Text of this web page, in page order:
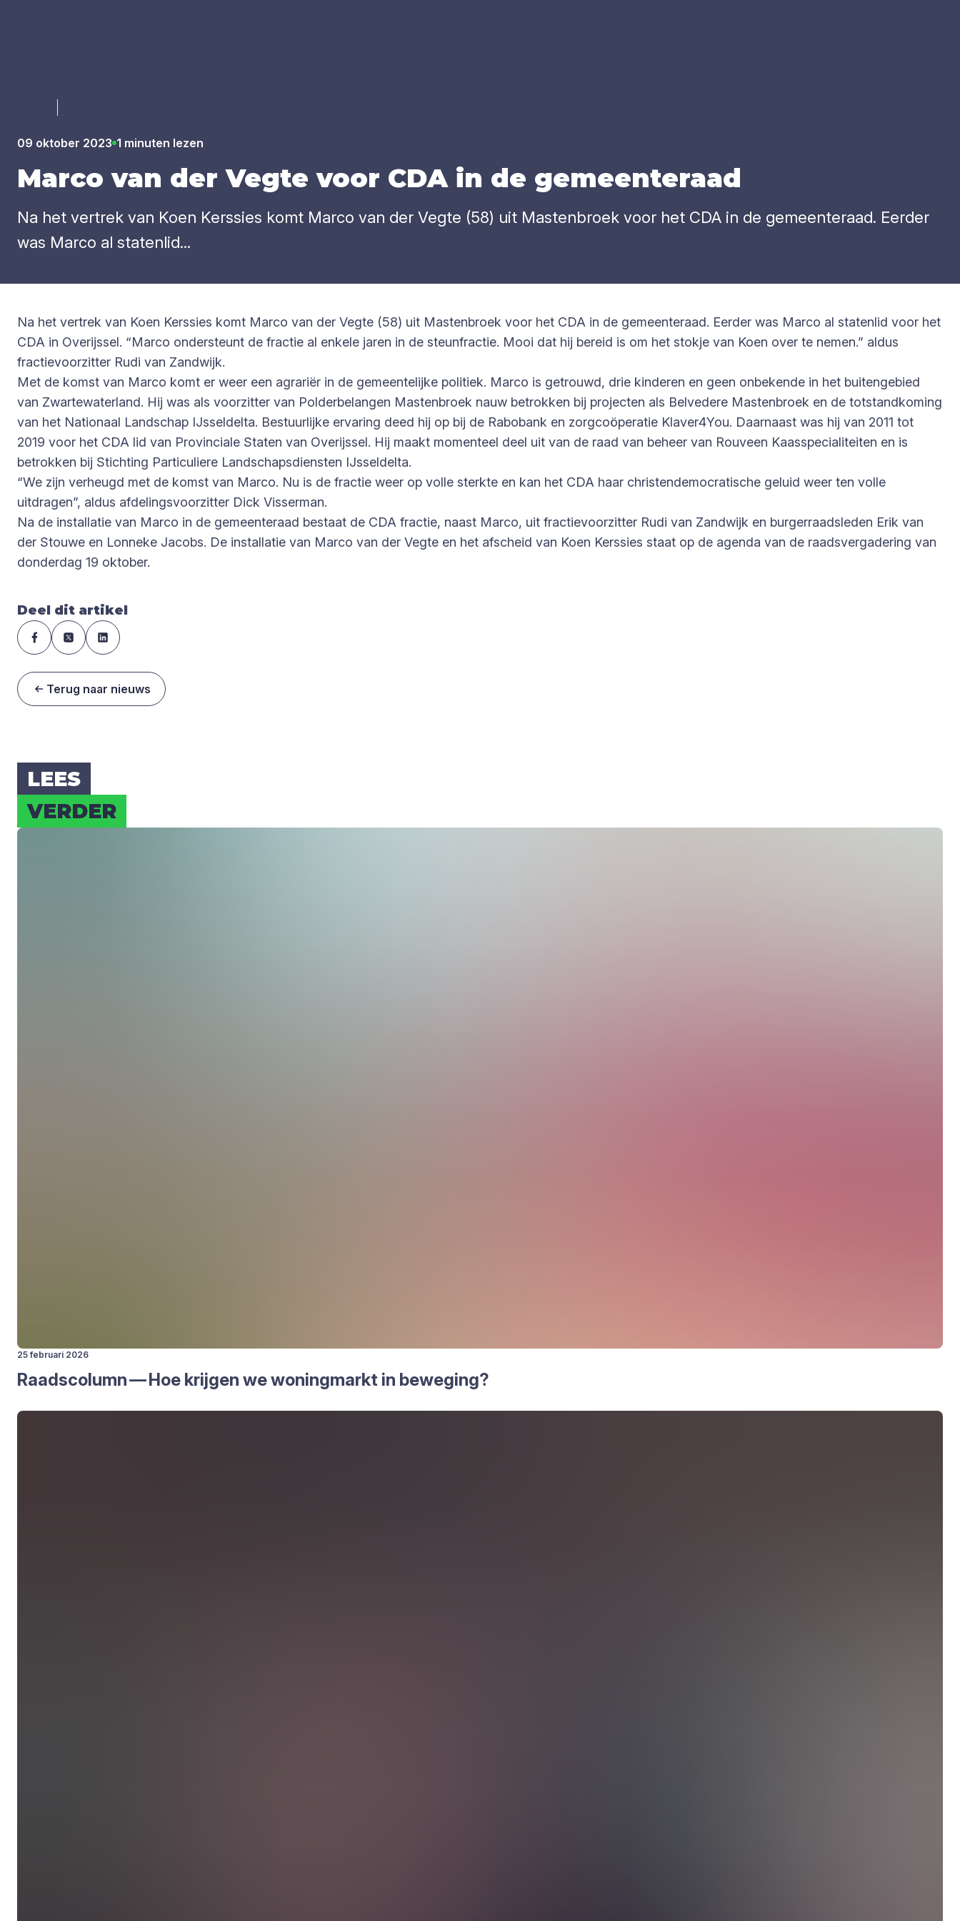
09 oktober 2023 1 minuten lezen
Mar­co van der Veg­te voor CDAin de gemeen­te­raad
Na het vertrek van Koen Kerssies komt Marco van der Vegte (58) uit Mastenbroek voor het CDA in de gemeenteraad. Eerder
was Marco al statenlid...
Na het vertrek van Koen Kerssies komt Marco van der Vegte (58) uit Mastenbroek voor het CDA in de gemeenteraad. Eerder was Marco al statenlid voor het
CDA in Overijssel. “Marco ondersteunt de fractie al enkele jaren in de steunfractie. Mooi dat hij bereid is om het stokje van Koen over te nemen.” aldus
fractievoorzitter Rudi van Zandwijk.
Met de komst van Marco komt er weer een agrariër in de gemeentelijke politiek. Marco is getrouwd, drie kinderen en geen onbekende in het buitengebied
van Zwartewaterland. Hij was als voorzitter van Polderbelangen Mastenbroek nauw betrokken bij projecten als Belvedere Mastenbroek en de totstandkoming
van het Nationaal Landschap IJsseldelta. Bestuurlijke ervaring deed hij op bij de Rabobank en zorgcoöperatie Klaver4You. Daarnaast was hij van 2011 tot
2019 voor het CDA lid van Provinciale Staten van Overijssel. Hij maakt momenteel deel uit van de raad van beheer van Rouveen Kaasspecialiteiten en is
betrokken bij Stichting Particuliere Landschapsdiensten IJsseldelta.
“We zijn verheugd met de komst van Marco. Nu is de fractie weer op volle sterkte en kan het CDA haar christendemocratische geluid weer ten volle
uitdragen”, aldus afdelingsvoorzitter Dick Visserman.
Na de installatie van Marco in de gemeenteraad bestaat de CDA fractie, naast Marco, uit fractievoorzitter Rudi van Zandwijk en burgerraadsleden Erik van
der Stouwe en Lonneke Jacobs. De installatie van Marco van der Vegte en het afscheid van Koen Kerssies staat op de agenda van de raadsvergadering van
donderdag 19 oktober.
Deel dit artikel
Terug naar nieuws
LEES
VER­DER
25 februari 2026
Raads­co­lumn — Hoe krij­gen we woning­markt in bewe­ging?